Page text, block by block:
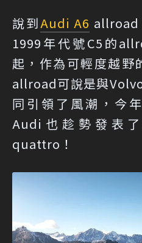
說到Audi A6
1999年代號C5的
起，作為可輕度越野
allroad可說是與
同引領了風潮，今
Audi也趁勢發表
quattro！